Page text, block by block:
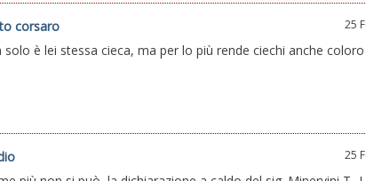
corsaro 25
è lei stessa cieca, ma per lo più rende ciechi anche
25